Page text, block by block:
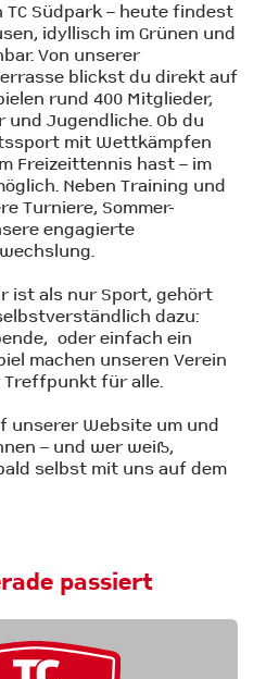
TC Südpark – heute findest
idyllisch im Grünen und
Von unserer
blickst du direkt auf
rund 400 Mitglieder,
Jugendliche. Ob du
mit Wettkämpfen
Freizeittennis hast – im
Neben Training und
Turniere, Sommer-
engagierte
ist als nur Sport, gehört
dazu:
oder einfach ein
machen unseren Verein
Treffpunkt für alle.
unserer Website um und
– und wer weiß,
selbst mit uns auf dem
passiert